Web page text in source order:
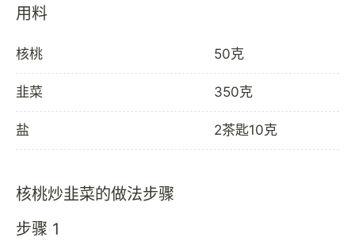
用料
核桃 50克
韭菜 350克
盐 2茶匙10克
核桃炒韭菜的做法步骤
步骤 1